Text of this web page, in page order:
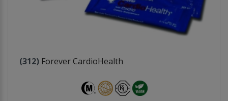
(312) Forever CardioHealth